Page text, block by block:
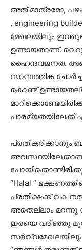
അത് മാത്രമോ, പഴം,
, engineering
മേഖലയിലും
ഉണ്ടായതാണ്.
ഹൈന്ദവജനത.
സാമ്പത്തിക
കൊണ്ട്
പാരമ്യതയിലേക്ക്
പ്രതികരിക്കാനും
“Halal ”
പ്രതീക്ഷക്ക് വക
അതെല്ലാം മറന്നു
ഇരയെ വരിഞ്ഞു